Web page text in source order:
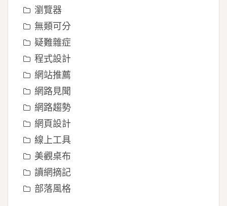
瀏覽器
無類可分
疑難雜症
程式設計
網站推薦
網路見聞
網路趨勢
網頁設計
線上工具
美觀桌布
讀網摘記
部落風格